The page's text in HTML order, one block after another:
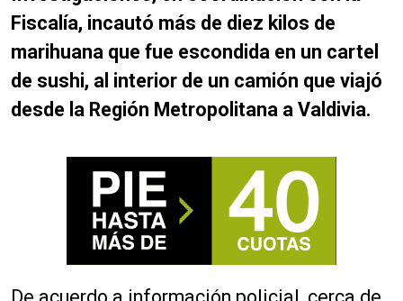
Fiscalía, incautó más de diez kilos de
marihuana que fue escondida en un cartel
de sushi, al interior de un camión que viajó
desde la Región Metropolitana a Valdivia.